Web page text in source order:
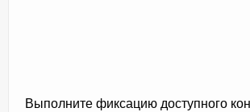
Выполните фиксацию доступного